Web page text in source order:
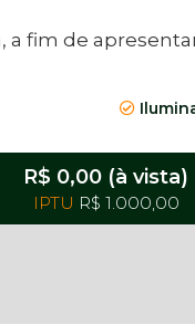
a fim de
R$ 0,00 (à vista)
IPTU R$ 1.000,00